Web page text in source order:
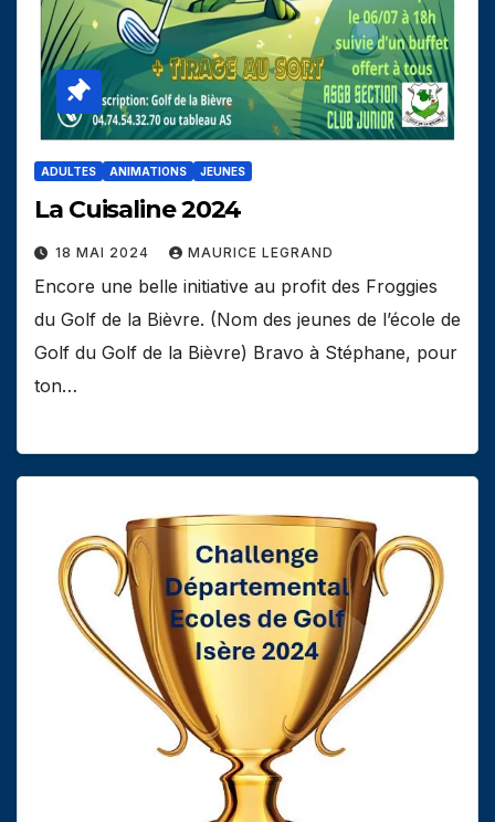
ADULTES ANIMATIONS JEUNES
La Cuisaline 2024
18 MAI 2024 MAURICE LEGRAND
Encore une belle initiative au profit des Froggies
du Golf de la Bièvre. (Nom des jeunes de l’école de
Golf du Golf de la Bièvre) Bravo à Stéphane, pour
ton…